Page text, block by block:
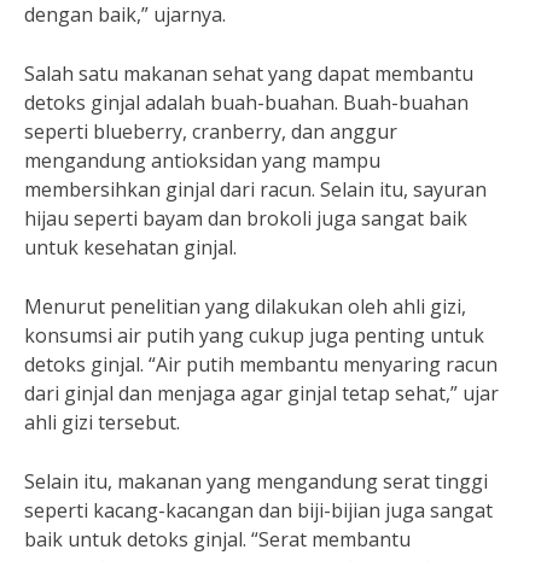
dengan baik,” ujarnya.
Salah satu makanan sehat yang dapat membantu
detoks ginjal adalah buah-buahan. Buah-buahan
seperti blueberry, cranberry, dan anggur
mengandung antioksidan yang mampu
membersihkan ginjal dari racun. Selain itu, sayuran
hijau seperti bayam dan brokoli juga sangat baik
untuk kesehatan ginjal.
Menurut penelitian yang dilakukan oleh ahli gizi,
konsumsi air putih yang cukup juga penting untuk
detoks ginjal. “Air putih membantu menyaring racun
dari ginjal dan menjaga agar ginjal tetap sehat,” ujar
ahli gizi tersebut.
Selain itu, makanan yang mengandung serat tinggi
seperti kacang-kacangan dan biji-bijian juga sangat
baik untuk detoks ginjal. “Serat membantu